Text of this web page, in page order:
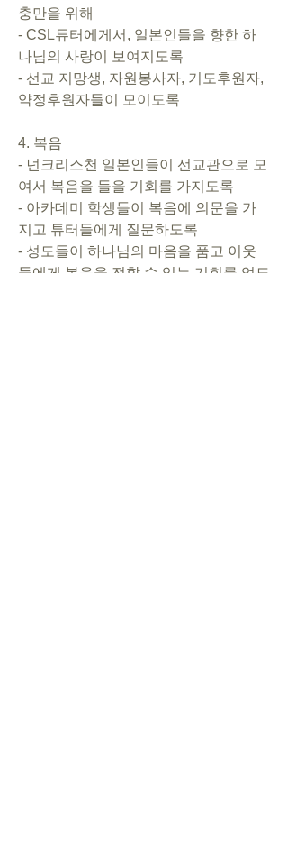
충만을 위해
- CSL튜터에게서, 일본인들을 향한 하
나님의 사랑이 보여지도록
- 선교 지망생, 자원봉사자, 기도후원자,
약정후원자들이 모이도록
4. 복음
- 넌크리스천 일본인들이 선교관으로 모
여서 복음을 들을 기회를 가지도록
- 아카데미 학생들이 복음에 의문을 가
지고 튜터들에게 질문하도록
- 성도들이 하나님의 마음을 품고 이웃
들에게 복음을 전할 수 있는 기회를 얻도